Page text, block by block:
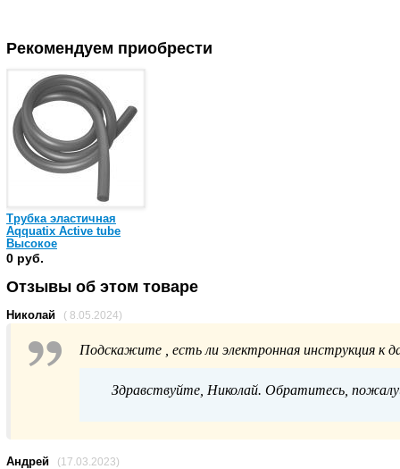
Рекомендуем приобрести
Трубка эластичная
Aqquatix Active tube
Высокое
сопротивление
0 руб.
Отзывы об этом товаре
Николай ( 8.05.2024)
Подскажите , есть ли электронная инструкция к
Здравствуйте, Николай. Обратитесь,
Андрей (17.03.2023)